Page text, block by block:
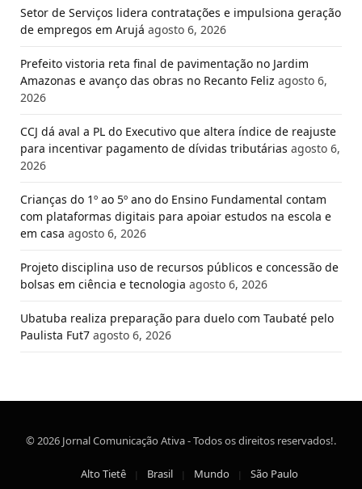
​Setor de Serviços lidera contratações e impulsiona geração
de empregos em Arujá agosto 6, 2026
Prefeito vistoria reta final de pavimentação no Jardim
Amazonas e avanço das obras no Recanto Feliz agosto 6,
2026
CCJ dá aval a PL do Executivo que altera índice de reajuste
para incentivar pagamento de dívidas tributárias agosto 6,
2026
Crianças do 1º ao 5º ano do Ensino Fundamental contam
com plataformas digitais para apoiar estudos na escola e
em casa agosto 6, 2026
Projeto disciplina uso de recursos públicos e concessão de
bolsas em ciência e tecnologia agosto 6, 2026
Ubatuba realiza preparação para duelo com Taubaté pelo
Paulista Fut7 agosto 6, 2026
© 2026 Jornal Comunicação Ativa - Todos os direitos reservados!.
Alto Tietê Brasil Mundo São Paulo